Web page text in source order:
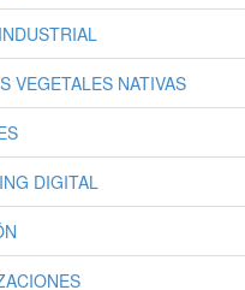
VEGETALES NATIVAS
DIGITAL